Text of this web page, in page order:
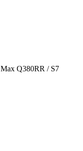
Q380RR / S7